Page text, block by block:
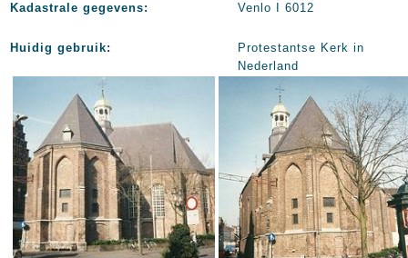
Kadastrale gegevens:
Venlo I 6012
Huidig gebruik:
Protestantse Kerk in
Nederland